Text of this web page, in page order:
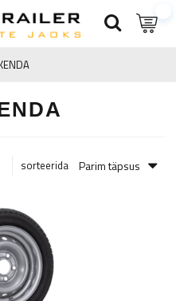
sorteerida Parim täpsus